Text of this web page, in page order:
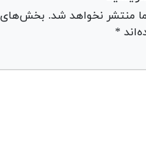
منتشر نخواهد شد. بخش‌های
*